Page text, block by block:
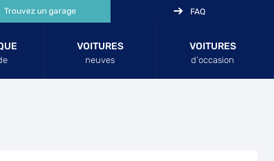
VOITURES
neuves
VOITURES
d’occasion
Trouvez un garage FAQ